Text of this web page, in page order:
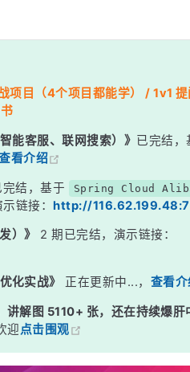
项目（4个项目都能学） / 1v1
能客服、联网搜索）》 已完结
看介绍
完结，基于
Spring Cloud
示链接：http://
）》
2 期已完结，演示链接：
化实战》 正在更新中...， 查看
讲解图 5110+ 张，还在持续爆肝
迎点击围观